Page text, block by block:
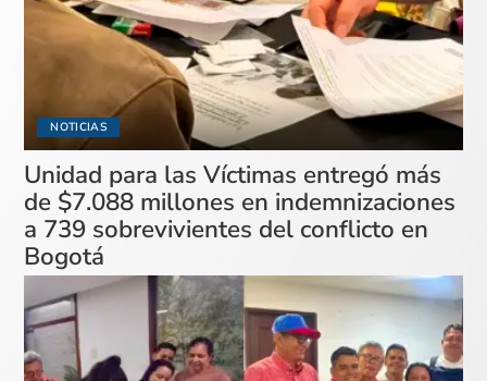
NOTICIAS
Unidad para las Víctimas entregó más
de $7.088 millones en indemnizaciones
a 739 sobrevivientes del conflicto en
Bogotá